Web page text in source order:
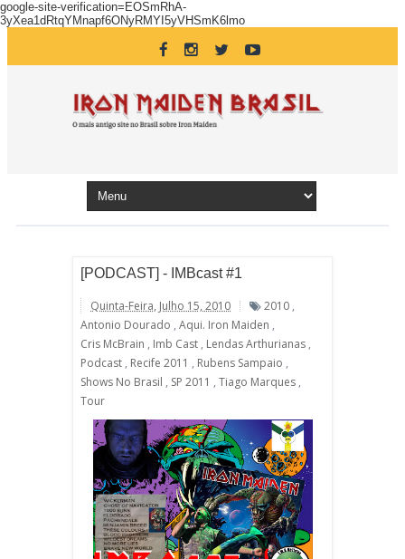
google-site-verification=EOSmRhA-
3yXea1dRtqYMnapf6ONyRMYI5yVHSmK6lmo
[PODCAST] - IMBcast #1
Quinta-Feira, Julho 15, 2010 2010 ,
Antonio Dourado , Aqui. Iron Maiden ,
Cris McBrain , Imb Cast , Lendas Arthurianas ,
Podcast , Recife 2011 , Rubens Sampaio ,
Shows No Brasil , SP 2011 , Tiago Marques ,
Tour